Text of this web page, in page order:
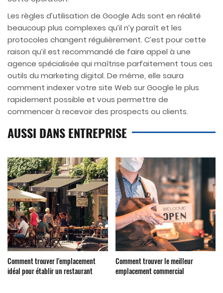
Les règles d’utilisation de Google Ads sont en réalité
beaucoup plus complexes qu’il n’y paraît et les
protocoles changent régulièrement. C’est pour cette
raison qu’il est recommandé de faire appel à une
agence spécialisée qui maîtrise parfaitement tous ces
outils du marketing digital. De même, elle saura
comment indexer votre site Web sur Google le plus
rapidement possible et vous permettre de
commencer à recevoir des prospects ou clients.
AUSSI DANS ENTREPRISE
Comment trouver l'emplacement
idéal pour établir un restaurant
Comment trouver le meilleur
emplacement commercial